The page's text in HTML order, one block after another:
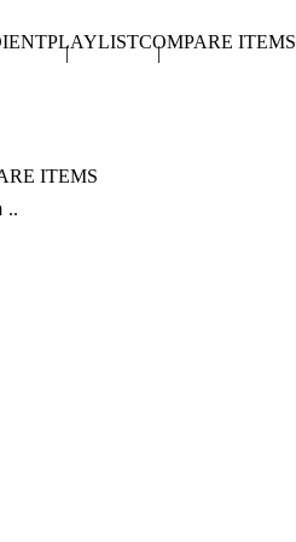
PLAYLISTCOMPARE ITEMS
ITEMS
..